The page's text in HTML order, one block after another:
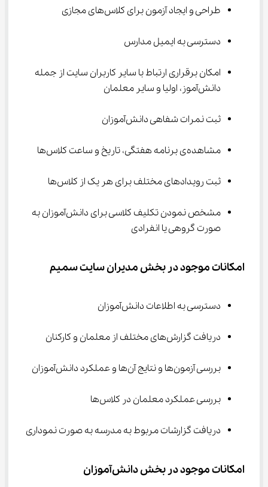
طراحی و ایجاد آزمون برای کلاس‌های مجازی
دسترسی به ایمیل مدارس
امکان برقراری ارتباط با سایر کاربران سایت از جمله
دانش‌آموز، اولیا و سایر معلمان
ثبت نمرات شفاهی دانش‌آموزان
مشاهده‌ی برنامه هفتگی، تاریخ و ساعت کلاس‌ها
ثبت رویدادهای مختلف برای هر یک از کلاس‌ها
مشخص نمودن تکلیف کلاسی برای دانش‌آموزان به
صورت گروهی یا انفرادی
امکانات موجود در بخش مدیران سایت سمیم
دسترسی به اطلاعات دانش‌آموزان
دریافت گزارش‌های مختلف از معلمان و کارکنان
بررسی آزمون‌ها و نتایج آن‌ها و عملکرد دانش‌آموزان
بررسی عملکرد معلمان در کلاس‌ها
دریافت گزارشات مربوط به مدرسه به صورت نموداری
امکانات موجود در بخش دانش‌آموزان